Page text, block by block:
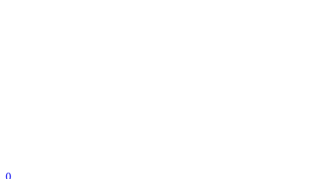
0